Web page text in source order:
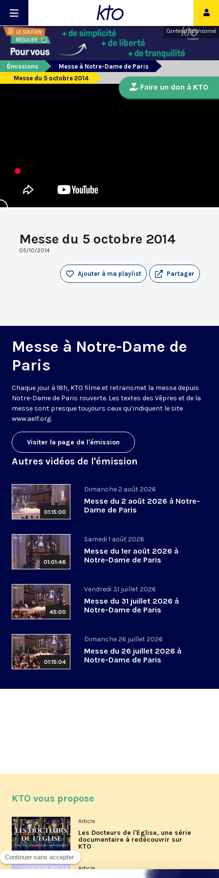
Contenu sponsorisé
Émissions
Messe à Notre-Dame de Paris
Messe du 5 octobre 2014
Messe du 5 octobre 2014
05/10/2014
Partager
Ajouter à ma playlist
Messe à Notre-Dame de
Paris
Chaque jour à 18h, KTO filme et retransmet la messe depuis
Notre-Dame de Paris rouverte. Les textes des Vêpres et de la
messe sont presque toujours ceux qu’indiquent le site
www.aelf.org.
Visiter la page de l'émission
Autres vidéos de l'émission
01:15:00
Dimanche 2 août 2026
Messe du 2 août 2026 à Notre-
Dame de Paris
01:01:46
Samedi 1 août 2026
Messe du 1er août 2026 à
Notre-Dame de Paris
45:00
Vendredi 31 juillet 2026
Messe du 31 juillet 2026 à
Notre-Dame de Paris
01:15:04
Dimanche 26 juillet 2026
Messe du 26 juillet 2026 à
Notre-Dame de Paris
Faire un don à KTO
KTO vous propose
Article
Les Docteurs de l'Église, une série
documentaire à redécouvrir sur
KTO
Article